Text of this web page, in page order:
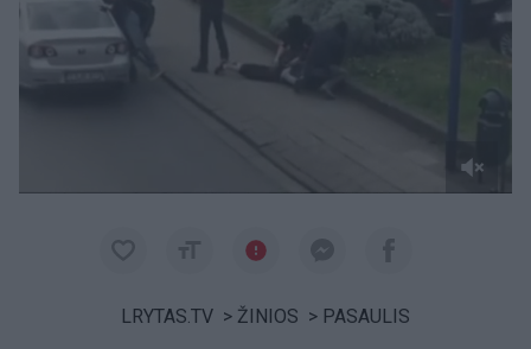
LRYTAS.TV > ŽINIOS > PASAULIS